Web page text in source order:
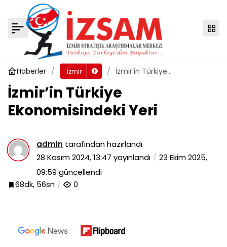
Haberler İzmir
İzmir’in Türkiye
İzmir’in Türkiye
Ekonomisindeki Yeri
admin tarafından hazırlandı
28 Kasım 2024, 13:47 yayınlandı
23 Ekim 2025,
09:59 güncellendi
68dk, 56sn
0
İzmir’in Türkiye Ekonomisindeki Yeri
Yorum Yap